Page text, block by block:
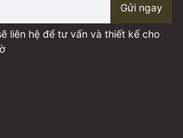
Gửi ngay
liên hệ để tư vấn và thiết kế cho